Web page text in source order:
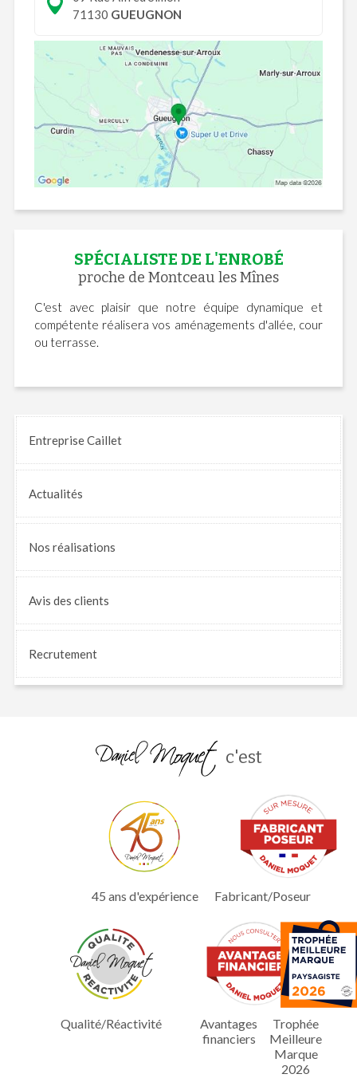
71130 GUEUGNON
SPÉCIALISTE DE L'ENROBÉ
proche de Montceau les Mînes
C'est avec plaisir que notre équipe dynamique et
compétente réalisera vos aménagements d'allée, cour
ou terrasse.
Entreprise Caillet
Actualités
Nos réalisations
Avis des clients
Recrutement
c'est
45 ans d'expérience Fabricant/Poseur
Qualité/Réactivité
Avantages
financiers
Trophée
Meilleure
Marque
2026